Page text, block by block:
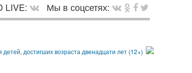
LIVE:
Мы в соцсетях: